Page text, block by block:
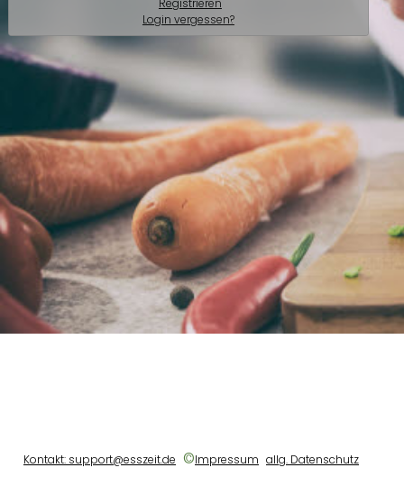
Registrieren
Login vergessen?
Kontakt: support@esszeit.de ©Impressum allg. Datenschutz